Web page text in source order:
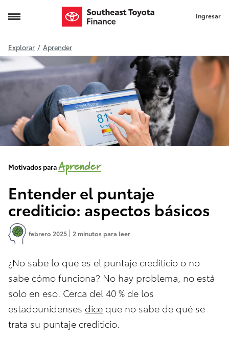
Entender el puntaje crediticio: aspectosIngresar
Explorar / Aprender
Motivados paraAprender
Entender el puntaje
crediticio: aspectos básicos
febrero 2025 2 minutos para leer
¿No sabe lo que es el puntaje crediticio o no
sabe cómo funciona? No hay problema, no está
solo en eso. Cerca del 40 % de los
estadounidenses dice que no sabe de qué se
trata su puntaje crediticio.